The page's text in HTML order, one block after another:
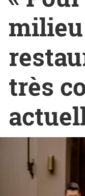
très